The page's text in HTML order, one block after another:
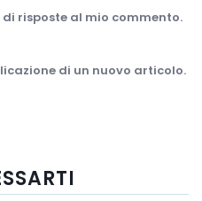
risposte al mio commento.
di un nuovo articolo.